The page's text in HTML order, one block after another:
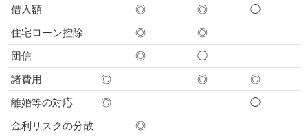
借入額 ◎ ◎
◯
住宅ローン控除
◎
◎
団信
◎
◯
諸費用
◎ ◎
◎
離婚等の対応
◎
◯
金利リスクの分散
◎